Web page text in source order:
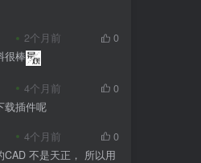
2个月前
0
很棒
4个月前
0
载插件呢
4个月前
0
， 所以用